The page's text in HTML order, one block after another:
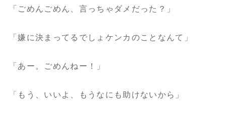
「ごめんごめん、言っちゃダメだった？」
「嫌に決まってるでしょケンカのことなんて」
「あー。ごめんねー！」
「もう、いいよ、もうなにも助けないから」